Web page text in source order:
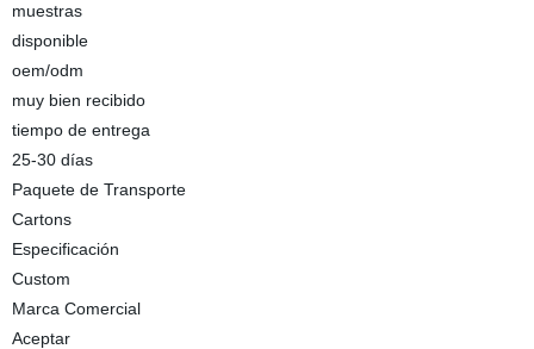
muestras
disponible
oem/odm
muy bien recibido
tiempo de entrega
25-30 días
Paquete de Transporte
Cartons
Especificación
Custom
Marca Comercial
Aceptar